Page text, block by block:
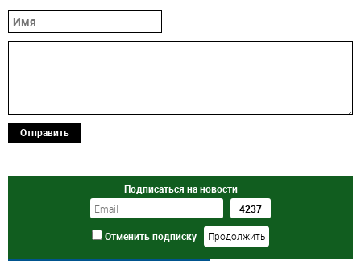
Отправить
Подписаться на новости
Отменить подписку